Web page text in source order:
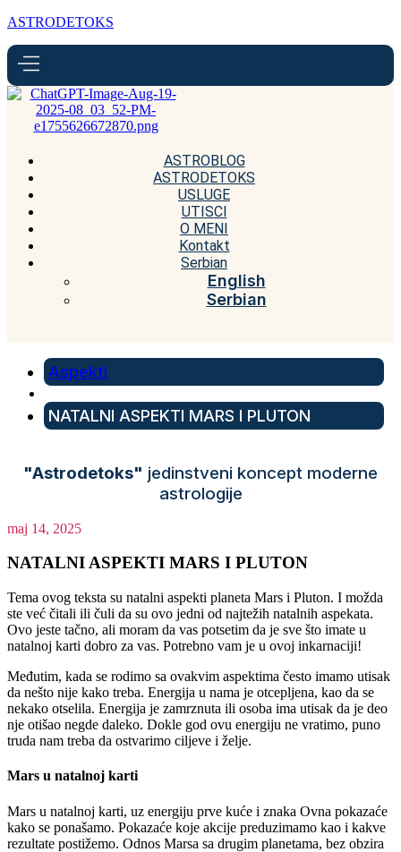
ASTRODETOKS
ASTROBLOG
ASTRODETOKS
USLUGE
UTISCI
O MENI
Kontakt
Serbian
English
Serbian
Aspekti
NATALNI ASPEKTI MARS I PLUTON
"Astrodetoks" jedinstveni koncept moderne
astrologije
maj 14, 2025
NATALNI ASPEKTI MARS I PLUTON
Tema ovog teksta su natalni aspekti planeta Mars i Pluton. I možda
ste već čitali ili čuli da su ovo jedni od najtežih natalnih aspekata.
Ovo jeste tačno, ali moram da vas potsetim da je sve što imate u
natalnoj karti dobro za vas. Potrebno vam je u ovoj inkarnaciji!
Međutim, kada se rodimo sa ovakvim aspektima često imamo utisak
da nešto nije kako treba. Energija u nama je otcepljena, kao da se
nekako otselila. Energija je zamrznuta ili osoba ima utisak da je deo
nje otišao negde daleko. Dokle god ovu energiju ne vratimo, puno
truda nam treba da ostvarimo ciljeve i želje.
Mars u natalnoj karti
Mars u natalnoj karti, uz energiju prve kuće i znaka Ovna pokazaće
kako se ponašamo. Pokazaće koje akcije preduzimamo kao i kakve
rezultate postižemo. Odnos Marsa sa drugim planetama, bez obzira